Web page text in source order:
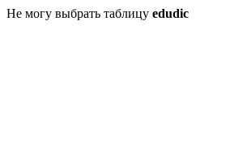
Не могу выбрать таблицу edudic